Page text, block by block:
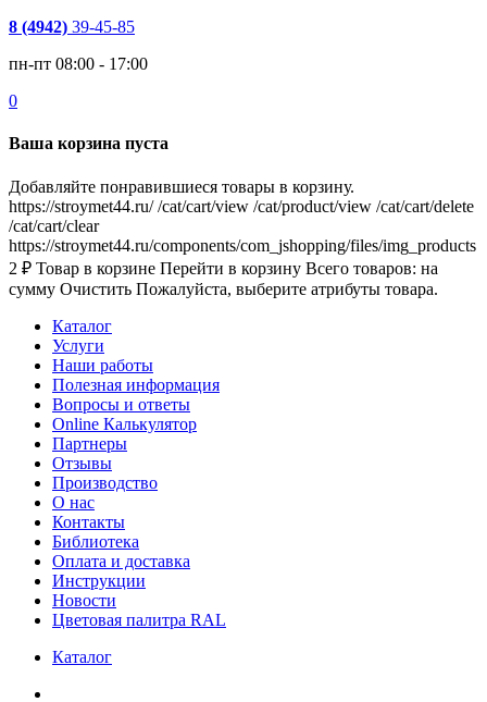
8 (4942) 39-45-85
пн-пт 08:00 - 17:00
0
Ваша корзина пуста
Добавляйте понравившиеся товары в корзину.
https://stroymet44.ru/ /cat/cart/view /cat/product/view /cat/cart/delete
/cat/cart/clear
https://stroymet44.ru/components/com_jshopping/files/img_products
2 ₽ Товар в корзине Перейти в корзину Всего товаров: на
сумму Очистить Пожалуйста, выберите атрибуты товара.
Каталог
Услуги
Наши работы
Полезная информация
Вопросы и ответы
Online Калькулятор
Партнеры
Отзывы
Производство
О нас
Контакты
Библиотека
Оплата и доставка
Инструкции
Новости
Цветовая палитра RAL
Каталог